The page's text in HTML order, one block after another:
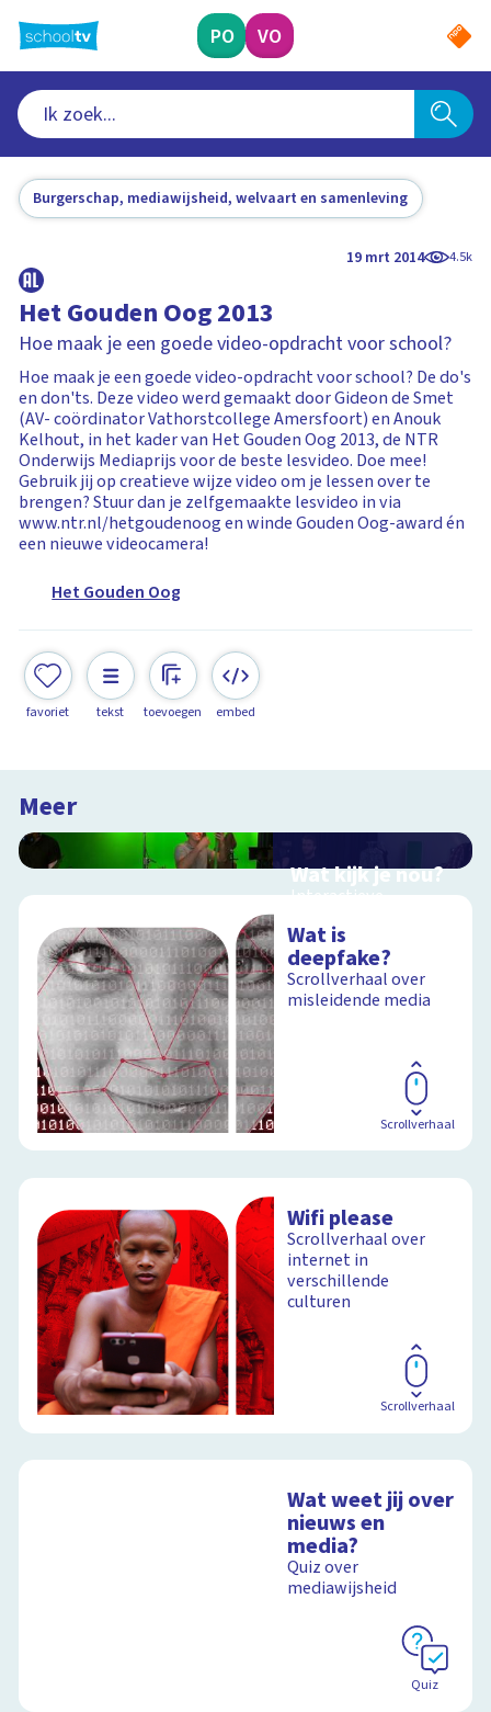
naar
hoofdinhoud
PO VO
Burgerschap, mediawijsheid, welvaart en samenleving
19 mrt 2014 4.5k
Het Gouden Oog 2013
Hoe maak je een goede video-opdracht voor school?
Hoe maak je een goede video-opdracht voor school? De do's
en don'ts. Deze video werd gemaakt door Gideon de Smet
(AV- coördinator Vathorstcollege Amersfoort) en Anouk
Kelhout, in het kader van Het Gouden Oog 2013, de NTR
Onderwijs Mediaprijs voor de beste lesvideo. Doe mee!
Gebruik jij op creatieve wijze video om je lessen over te
brengen? Stuur dan je zelfgemaakte lesvideo in via
www.ntr.nl/hetgoudenoog en winde Gouden Oog-award én
een nieuwe videocamera!
Het Gouden Oog
favoriet tekst toevoegen embed
Meer
Wat kijk je nou?
Interactieve
en video
Wat is
deepfake?
Scrollverhaal over
misleidende media
Scrollverhaal
Wifi please
Scrollverhaal over
internet in
verschillende
culturen
Scrollverhaal
Wat weet jij over
nieuws en
media?
Quiz over
mediawijsheid
Quiz